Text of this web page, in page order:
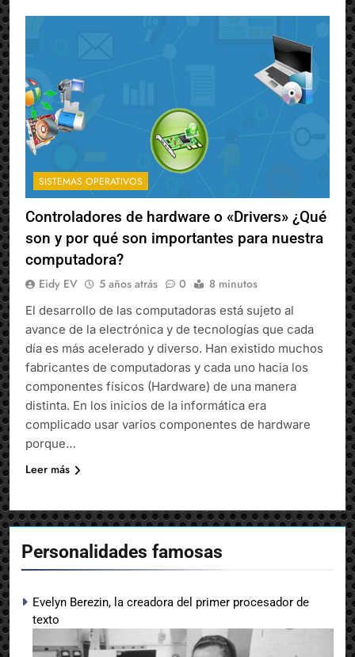
Personalidades famosas
Evelyn Berezin, la creadora del primer procesador de
texto
SISTEMAS OPERATIVOS
Controladores de hardware o «Drivers» ¿Qué
son y por qué son importantes para nuestra
computadora?
Eidy EV 5 años atrás 0 8 minutos
El desarrollo de las computadoras está sujeto al
avance de la electrónica y de tecnologías que cada
día es más acelerado y diverso. Han existido muchos
fabricantes de computadoras y cada uno hacia los
componentes físicos (Hardware) de una manera
distinta. En los inicios de la informática era
complicado usar varios componentes de hardware
porque…
Leer más